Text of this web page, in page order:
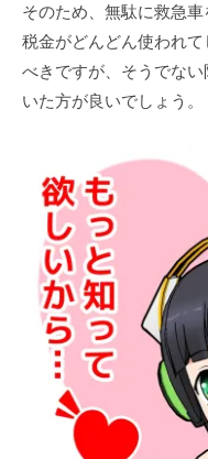
そのため、無駄に救急
税金がどんどん使われ
べきですが、そうでな
いた方が良いでしょう。